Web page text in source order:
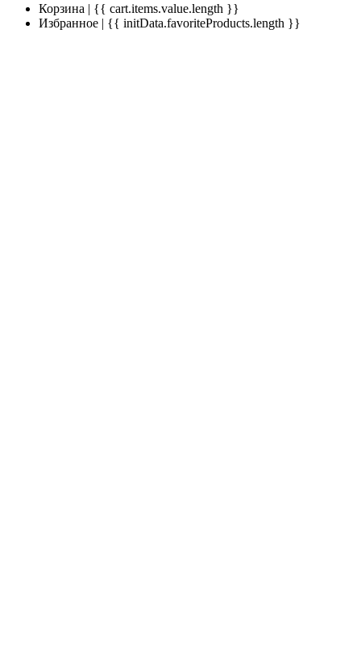
Корзина | {{ cart.items.value.length }}
Избранное | {{ initData.favoriteProducts.length }}